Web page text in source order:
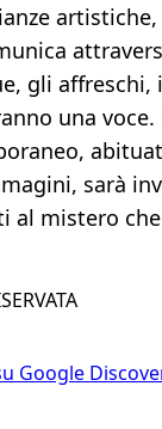
gli affreschi,
una voce.
sarà
al mistero
Google